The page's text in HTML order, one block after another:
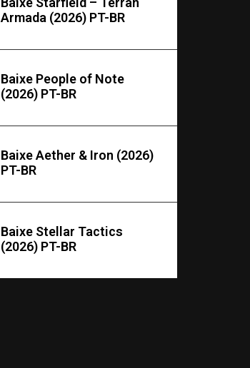
Armada (2026) PT-BR
Baixe People of Note
(2026) PT-BR
Baixe Aether & Iron (2026)
PT-BR
Baixe Stellar Tactics
(2026) PT-BR